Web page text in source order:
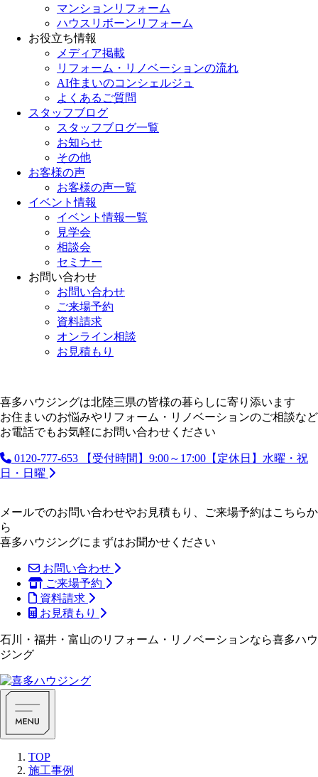
マンションリフォーム
ハウスリボーンリフォーム
お役立ち情報
メディア掲載
リフォーム・リノベーションの流れ
AI住まいのコンシェルジュ
よくあるご質問
スタッフブログ
スタッフブログ一覧
お知らせ
その他
お客様の声
お客様の声一覧
イベント情報
イベント情報一覧
見学会
相談会
セミナー
お問い合わせ
お問い合わせ
ご来場予約
資料請求
オンライン相談
お見積もり
喜多ハウジングは北陸三県の皆様の暮らしに寄り添います
お住まいのお悩みやリフォーム・リノベーションのご相談など
お電話でもお気軽にお問い合わせください
0120-777-653
【受付時間】9:00～17:00【定休日】水曜・祝
日・日曜
メールでのお問い合わせやお見積もり、ご来場予約はこちらか
ら
喜多ハウジングにまずはお聞かせください
お問い合わせ
ご来場予約
資料請求
お見積もり
石川・福井・富山のリフォーム・リノベーションなら喜多ハウ
ジング
TOP
施工事例